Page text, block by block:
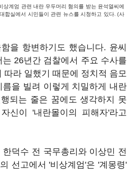
상계엄 관련 내란 우두머리 혐의를 받는 윤석열씨에
합실에서 시민들이 관련 뉴스를 시청하고 있다. (사
을 항변하기도 했습니다. 윤씨
26년간 검찰에서 주요 수사를
따라 일했기 때문에 정치적 음모
을 빌려 이렇게 치밀하게 내란
되는 줄은 꿈에도 생각하지 못
신이 '내란몰이의 피해자'라고
덕수 전 국무총리와 이상민 전
선고에서 '비상계엄'은 '계몽령'